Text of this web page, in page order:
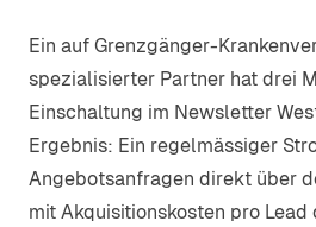
Ein auf Grenzgänger-
spezialisierter Partner hat drei
Einschaltung im Newsletter
Ergebnis: Ein regelmässiger
Angebotsanfragen direkt über
mit Akquisitionskosten pro